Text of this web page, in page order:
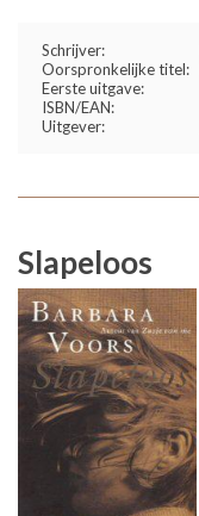
Schrijver:
Oorspronkelijke titel:
Eerste uitgave:
ISBN/EAN:
Uitgever:
Slapeloos